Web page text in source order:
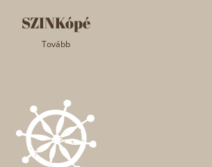
SZINKópé
Tovább